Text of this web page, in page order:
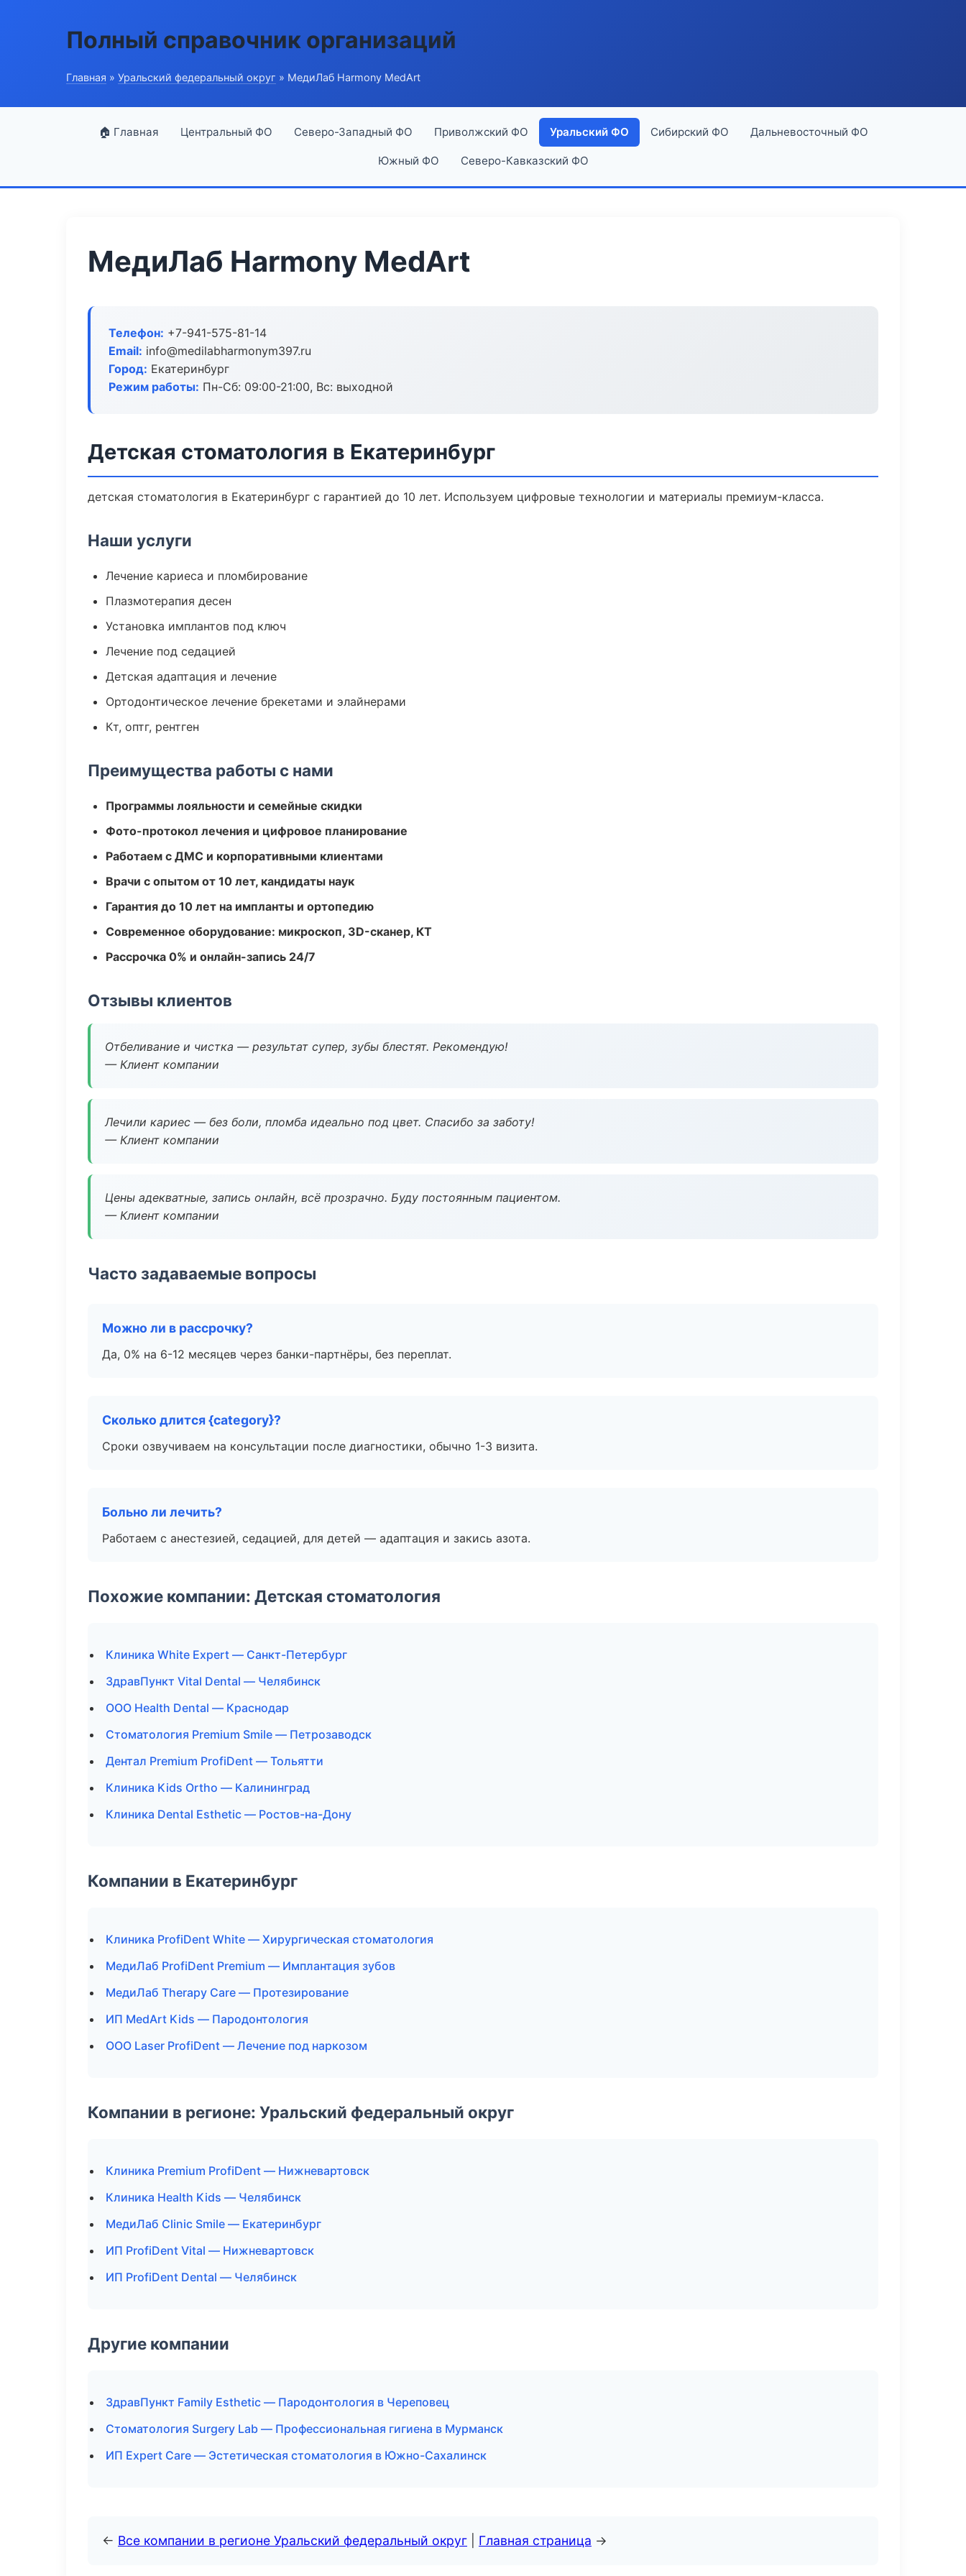
Полный справочник организаций
Главная » Уральский федеральный округ » МедиЛаб Harmony MedArt
🏠 Главная Центральный ФО Северо-Западный ФО Приволжский ФО Уральский ФО Сибирский ФО Дальневосточный ФО
Южный ФО Северо-Кавказский ФО
МедиЛаб Harmony MedArt
Телефон: +7-941-575-81-14
Email: info@medilabharmonym397.ru
Город: Екатеринбург
Режим работы: Пн-Сб: 09:00-21:00, Вс: выходной
Детская стоматология в Екатеринбург
детская стоматология в Екатеринбург с гарантией до 10 лет. Используем цифровые технологии и материалы премиум-класса.
Наши услуги
Лечение кариеса и пломбирование
Плазмотерапия десен
Установка имплантов под ключ
Лечение под седацией
Детская адаптация и лечение
Ортодонтическое лечение брекетами и элайнерами
Кт, оптг, рентген
Преимущества работы с нами
Программы лояльности и семейные скидки
Фото-протокол лечения и цифровое планирование
Работаем с ДМС и корпоративными клиентами
Врачи с опытом от 10 лет, кандидаты наук
Гарантия до 10 лет на импланты и ортопедию
Современное оборудование: микроскоп, 3D-сканер, КТ
Рассрочка 0% и онлайн-запись 24/7
Отзывы клиентов
Отбеливание и чистка — результат супер, зубы блестят. Рекомендую!
— Клиент компании
Лечили кариес — без боли, пломба идеально под цвет. Спасибо за заботу!
— Клиент компании
Цены адекватные, запись онлайн, всё прозрачно. Буду постоянным пациентом.
— Клиент компании
Часто задаваемые вопросы
Можно ли в рассрочку?
Да, 0% на 6-12 месяцев через банки-партнёры, без переплат.
Сколько длится {category}?
Сроки озвучиваем на консультации после диагностики, обычно 1-3 визита.
Больно ли лечить?
Работаем с анестезией, седацией, для детей — адаптация и закись азота.
Похожие компании: Детская стоматология
Клиника White Expert — Санкт-Петербург
ЗдравПункт Vital Dental — Челябинск
ООО Health Dental — Краснодар
Стоматология Premium Smile — Петрозаводск
Дентал Premium ProfiDent — Тольятти
Клиника Kids Ortho — Калининград
Клиника Dental Esthetic — Ростов-на-Дону
Компании в Екатеринбург
Клиника ProfiDent White — Хирургическая стоматология
МедиЛаб ProfiDent Premium — Имплантация зубов
МедиЛаб Therapy Care — Протезирование
ИП MedArt Kids — Пародонтология
ООО Laser ProfiDent — Лечение под наркозом
Компании в регионе: Уральский федеральный округ
Клиника Premium ProfiDent — Нижневартовск
Клиника Health Kids — Челябинск
МедиЛаб Clinic Smile — Екатеринбург
ИП ProfiDent Vital — Нижневартовск
ИП ProfiDent Dental — Челябинск
Другие компании
ЗдравПункт Family Esthetic — Пародонтология в Череповец
Стоматология Surgery Lab — Профессиональная гигиена в Мурманск
ИП Expert Care — Эстетическая стоматология в Южно-Сахалинск
← Все компании в регионе Уральский федеральный округ Главная страница →